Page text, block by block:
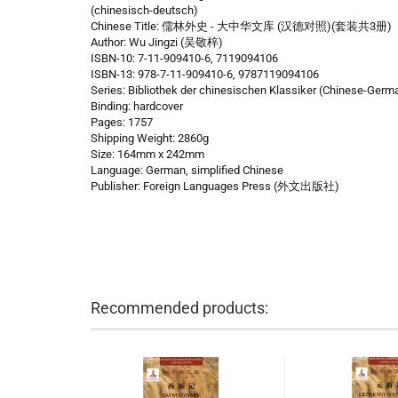
(chinesisch-deutsch)
Chinese Title: 儒林外史 - 大中华文库 (汉德对照)(套装共3册)
Author: Wu Jingzi (吴敬梓)
ISBN-10: 7-11-909410-6, 7119094106
ISBN-13: 978-7-11-909410-6, 9787119094106
Series: Bibliothek der chinesischen Klassiker (Chinese-
Binding: hardcover
Pages: 1757
Shipping Weight: 2860g
Size: 164mm x 242mm
Language: German, simplified Chinese
Publisher: Foreign Languages Press (外文出版社)
Recommended products: